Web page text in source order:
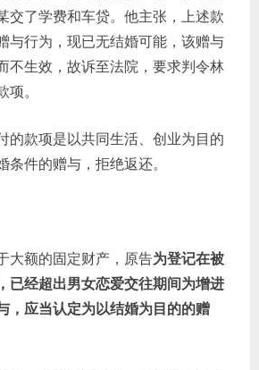
交了学费和车贷。他主张，上述款
与行为，现已无结婚可能，该赠与
不生效，故诉至法院，要求判令林
项。
的款项是以共同生活、创业为目的
条件的赠与，拒绝返还。
大额的固定财产，原告为登记在被
已经超出男女恋爱交往期间为增进
，应当认定为以结婚为目的的赠